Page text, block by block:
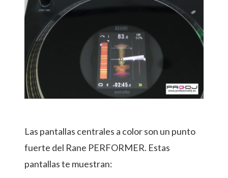
Las pantallas centrales a color son un punto
fuerte del Rane PERFORMER. Estas
pantallas te muestran: